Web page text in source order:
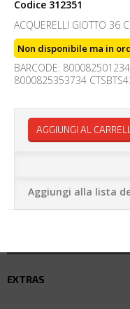
Codice 312351
ACQUERELLI GIOTTO 36
Non disponibile ma in
BARCODE:
8000825353734
AGGIUNGI AL
Aggiungi alla lista
EXTRAS